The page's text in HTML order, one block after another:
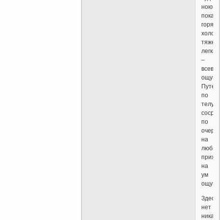
–
по
телу,
по
на
любых
на
ум
Здесь
нет